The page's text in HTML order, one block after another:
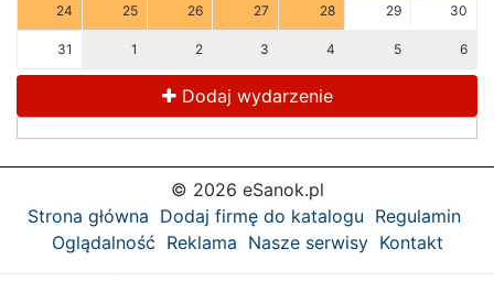
24 25 26 27 28 29 30
31 1 2 3 4 5 6
Dodaj wydarzenie
© 2026 eSanok.pl
Strona główna Dodaj firmę do katalogu Regulamin
Oglądalność Reklama Nasze serwisy Kontakt